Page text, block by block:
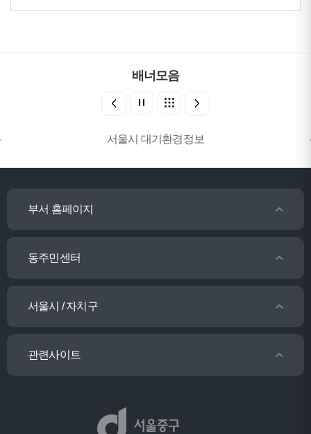
배너모음
서울시 대기환경정보
부서 홈페이지
동주민센터
서울시 / 자치구
관련사이트